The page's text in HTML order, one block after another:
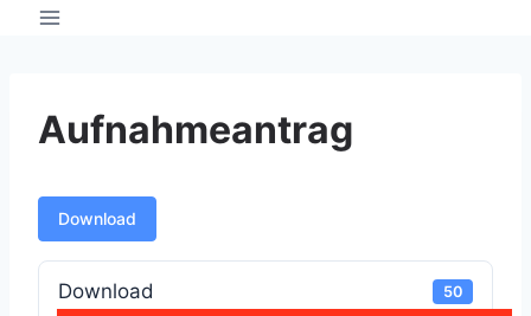
Aufnahmeantrag
Download
Download 50